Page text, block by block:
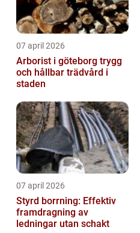
07 april 2026
Arborist i göteborg trygg
och hållbar trädvård i
staden
07 april 2026
Styrd borrning: Effektiv
framdragning av
ledningar utan schakt